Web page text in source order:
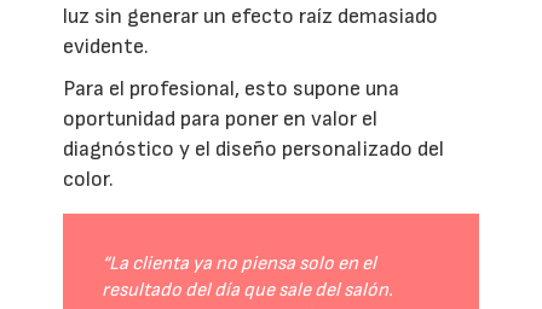
luz sin generar un efecto raíz demasiado
evidente.
Para el profesional, esto supone una
oportunidad para poner en valor el
diagnóstico y el diseño personalizado del
color.
“La clienta ya no piensa solo en el
resultado del día que sale del salón.